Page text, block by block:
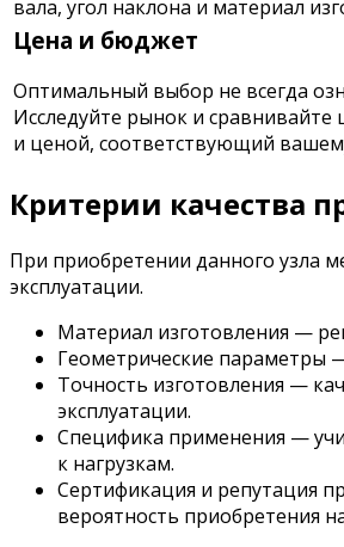
вала, угол наклона и материал
Цена и бюджет
Оптимальный выбор не всегда
Исследуйте рынок и
и ценой, соответствующий
Критерии качества
При приобретении данного узла
эксплуатации.
Материал изготовления —
Геометрические параметры
Точность изготовления —
эксплуатации.
Специфика применения —
к нагрузкам.
Сертификация и репутация
вероятность приобретения